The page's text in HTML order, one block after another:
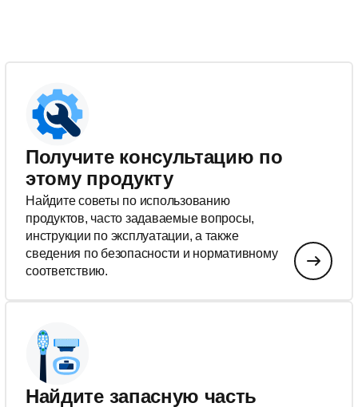
Получите консультацию по
этому продукту
Найдите советы по использованию
продуктов, часто задаваемые вопросы,
инструкции по эксплуатации, а также
сведения по безопасности и нормативному
соответствию.
Найдите запасную часть